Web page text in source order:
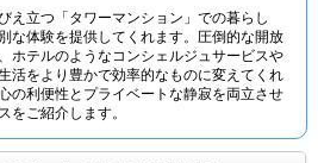
TOP
え立つ「タワーマンション」での暮らし
な体験を提供してくれます。圧倒的な開放
ホテルのようなコンシェルジュサービスや
活をより豊かで効率的なものに変えてくれ
の利便性とプライベートな静寂を両立させ
をご紹介します。